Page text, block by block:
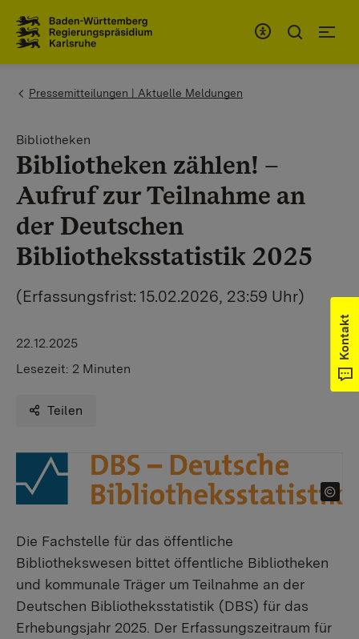
You are here:
Pressemitteilungen | Aktuelle Meldungen
Bibliotheken
Bibliotheken zählen! –
Aufruf zur Teilnahme an
der Deutschen
Bibliotheksstatistik 2025
(Erfassungsfrist: 15.02.2026, 23:59 Uhr)
22.12.2025
Lesezeit: 2 Minuten
Teilen
Die Fachstelle für das öffentliche
Bibliothekswesen bittet öffentliche Bibliotheken
und kommunale Träger um Teilnahme an der
Deutschen Bibliotheksstatistik (DBS) für das
Erhebungsjahr 2025. Der Erfassungszeitraum für
Kontakt